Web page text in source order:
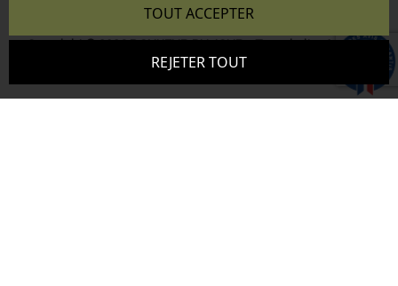
REJETER TOUT
TOUT ACCEPTER
- Reproduction interdite sans autorisation - Site réalisé par :